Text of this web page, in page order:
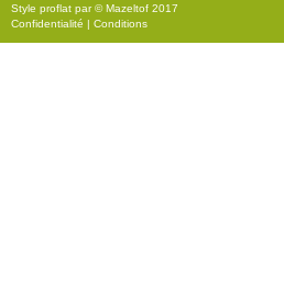
Style proflat par ©Mazeltof 2017
Confidentialité | Conditions